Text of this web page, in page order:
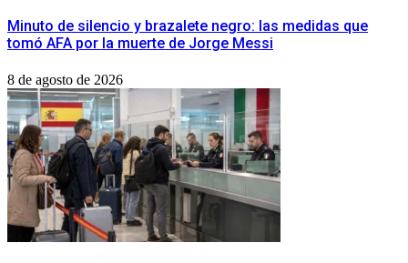
Minuto de silencio y brazalete negro: las medidas que
tomó AFA por la muerte de Jorge Messi
8 de agosto de 2026